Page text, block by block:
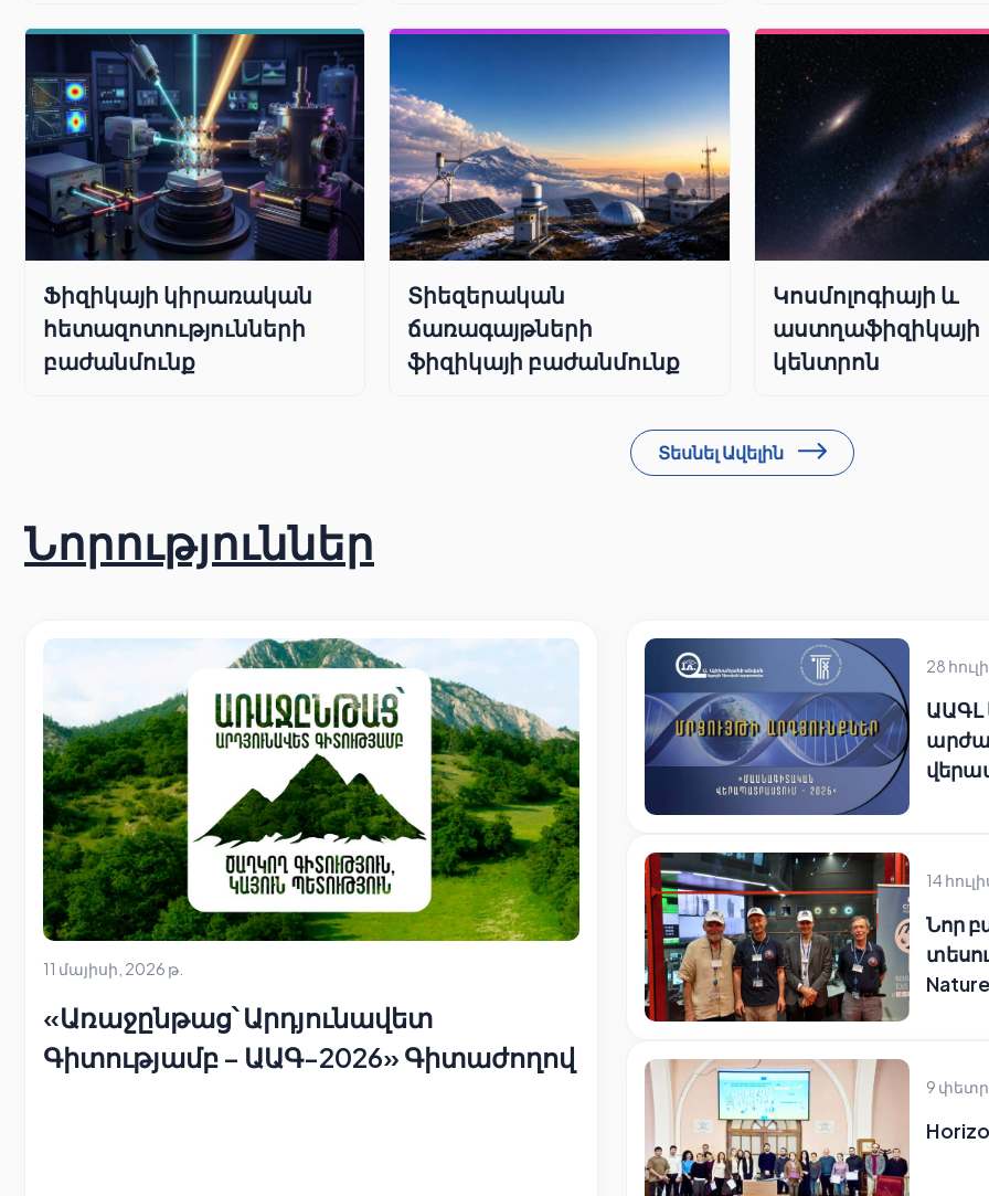
Ֆիզիկայի կիրառական
հետազոտությունների
բաժանմունք
Տիեզերական
ճառագայթների
ֆիզիկայի բաժանմունք
Կոսմոլոգիայի և
աստղաֆիզիկայի
կենտրոն
Տեսնել Ավելին
Նորություններ
11 մայիսի, 2026 թ.
«Առաջընթաց՝ Արդյունավետ
Գիտությամբ – ԱԱԳ-2026» Գիտաժողով
28
ԱԱԳԼ
14
Նոր
9